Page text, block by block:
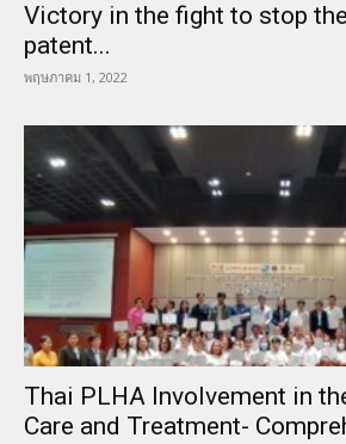
Victory in the fight to stop
patent...
พฤษภาคม 1, 2022
Thai PLHA Involvement in
Care and Treatment-